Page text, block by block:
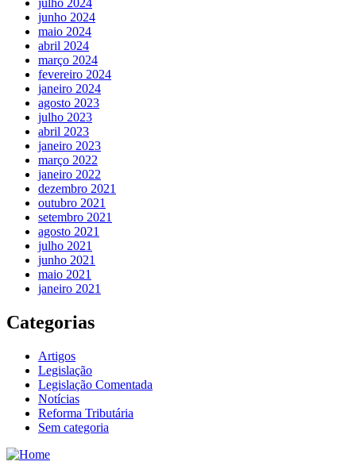
junho 2024
maio 2024
abril 2024
março 2024
fevereiro 2024
janeiro 2024
agosto 2023
julho 2023
abril 2023
janeiro 2023
março 2022
janeiro 2022
dezembro 2021
outubro 2021
setembro 2021
agosto 2021
julho 2021
junho 2021
maio 2021
janeiro 2021
Categorias
Artigos
Legislação
Legislação Comentada
Notícias
Reforma Tributária
Sem categoria